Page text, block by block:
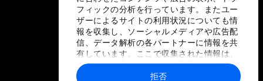
フィックの分析を行っています。またユー
ザーによるサイトの利用状況についても情
報を収集し、ソーシャルメディアや広告配
信、データ解析の各パートナーに情報を共
有しています。ここで収集された情報は、
ユーザーが各パートナーに提供した他の情
報や各パートナーのサービスを使用した際
拒否